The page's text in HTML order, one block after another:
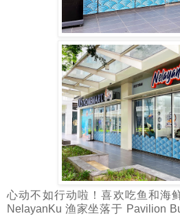
心动不如行动啦！喜欢吃鱼和海
NelayanKu 渔家坐落于 Pavilion